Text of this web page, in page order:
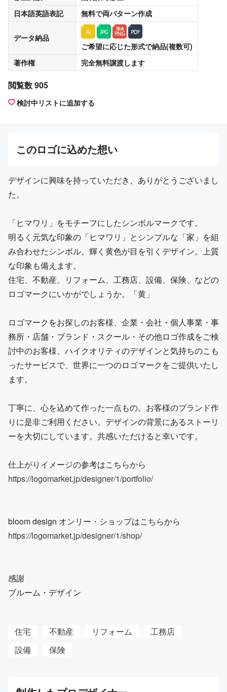
日本語英語表記
無料で両パターン作成
データ納品
ご希望に応じた形式で納品(複数可)
著作権
完全無料譲渡します
閲覧数 905
検討中リストに追加する
このロゴに込めた想い
デザインに興味を持っていただき、ありがとうございまし
た。
「ヒマワリ」をモチーフにしたシンボルマークです。
明るく元気な印象の「ヒマワリ」とシンプルな「家」を組
み合わせたシンボル。輝く黄色が目を引くデザイン。上質
な印象も備えます。
住宅、不動産、リフォーム、工務店、設備、保険、などの
ロゴマークにいかがでしょうか。「黄」
ロゴマークをお探しのお客様、企業・会社・個人事業・事
務所・店舗・ブランド・スクール・その他ロゴ作成をご検
討中のお客様、ハイクオリティのデザインと気持ちのこも
ったサービスで、世界に一つのロゴマークをご提供いたし
ます。
丁寧に、心を込めて作った一点もの。お客様のブランド作
りに是非ご利用ください。デザインの背景にあるストーリ
ーを大切にしています。共感いただけると幸いです。
仕上がりイメージの参考はこちらから
https://logomarket.jp/designer/1/portfolio/
bloom design オンリー・ショップはこちらから
https://logomarket.jp/designer/1/shop/
感謝
ブルーム・デザイン
住宅 不動産 リフォーム
工務店
設備
保険